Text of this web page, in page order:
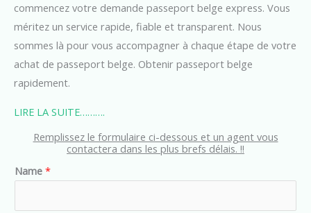
commencez votre demande passeport belge express. Vous
méritez un service rapide, fiable et transparent. Nous
sommes là pour vous accompagner à chaque étape de votre
achat de passeport belge. Obtenir passeport belge
rapidement.
LIRE LA SUITE……….
Remplissez le formulaire ci-dessous et un agent vous
contactera dans les plus brefs délais. !!
Name *